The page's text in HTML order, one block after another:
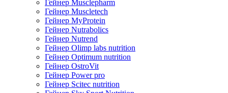
Гейнер Musclepharm
Гейнер Muscletech
Гейнер MyProtein
Гейнер Nutrabolics
Гейнер Nutrend
Гейнер Olimp labs nutrition
Гейнер Optimum nutrition
Гейнер OstroVit
Гейнер Power pro
Гейнер Scitec nutrition